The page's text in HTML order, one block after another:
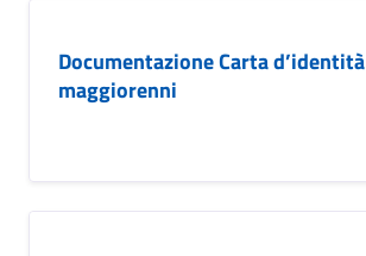
Documentazione Carta d’identità
maggiorenni